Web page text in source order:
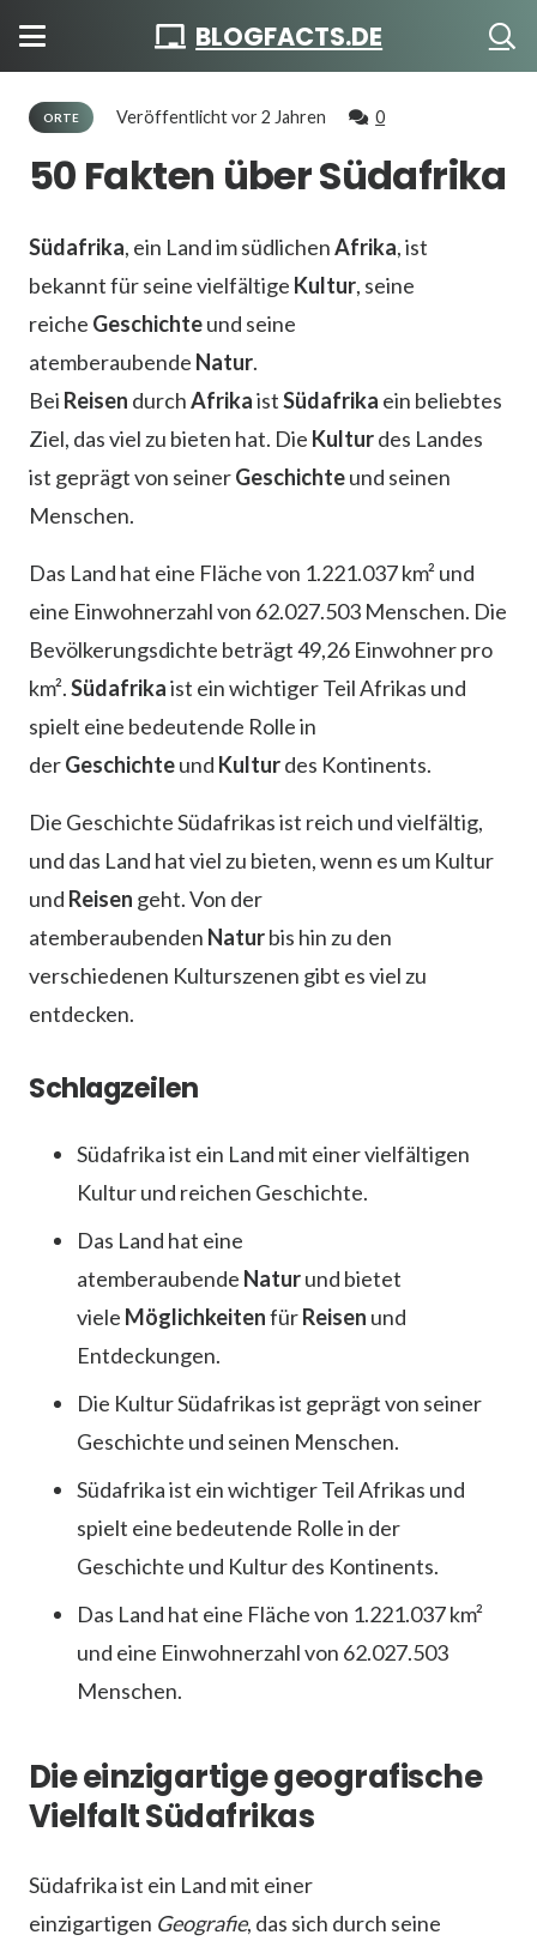
BLOGFACTS.DE
ORTE Veröffentlichtvor 2 Jahren 0
50 Fakten über Südafrika
Südafrika, ein Land im südlichenAfrika, ist
bekannt für seine vielfältige Kultur, seine
reiche Geschichteund seine
atemberaubende Natur.
Bei Reisen durchAfrikaistSüdafrika ein beliebtes
Ziel, das viel zu bieten hat. Die Kulturdes Landes
ist geprägt von seinerGeschichteund seinen
Menschen.
Das Land hat eine Fläche von 1.221.037 km² und
eine Einwohnerzahl von 62.027.503 Menschen. Die
Bevölkerungsdichte beträgt 49,26 Einwohner pro
km².Südafrikaist ein wichtiger Teil Afrikas und
spielt eine bedeutende Rolle in
derGeschichteund Kulturdes Kontinents.
Die Geschichte Südafrikas ist reich und vielfältig,
und das Land hat viel zu bieten, wenn es um Kultur
und Reisen geht. Von der
atemberaubenden Naturbis hin zu den
verschiedenen Kulturszenen gibt es viel zu
entdecken.
Schlagzeilen
Südafrika ist ein Land mit einer vielfältigen
Kultur und reichen Geschichte.
Das Land hat eine
atemberaubende Naturund bietet
viele MöglichkeitenfürReisen und
Entdeckungen.
Die Kultur Südafrikas ist geprägt von seiner
Geschichte und seinen Menschen.
Südafrika ist ein wichtiger Teil Afrikas und
spielt eine bedeutende Rolle in der
Geschichte und Kultur des Kontinents.
Das Land hat eine Fläche von 1.221.037 km²
und eine Einwohnerzahl von 62.027.503
Menschen.
Die einzigartige geografische
Vielfalt Südafrikas
Südafrika ist ein Land mit einer
einzigartigen Geografie, das sich durch seine